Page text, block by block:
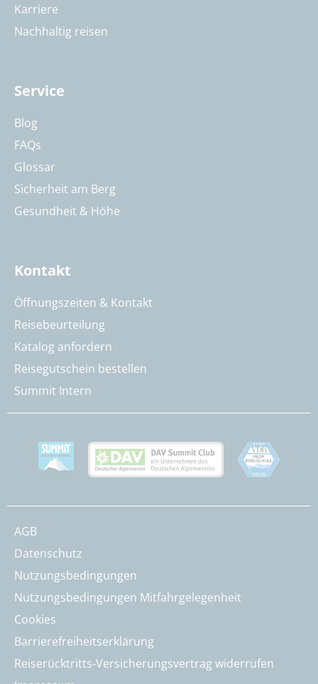
Karriere
Nachhaltig reisen
Service
Blog
FAQs
Glossar
Sicherheit am Berg
Gesundheit & Höhe
Kontakt
Öffnungszeiten & Kontakt
Reisebeurteilung
Katalog anfordern
Reisegutschein bestellen
Summit Intern
AGB
Datenschutz
Nutzungsbedingungen
Nutzungsbedingungen Mitfahrgelegenheit
Cookies
Barrierefreiheitserklärung
Reiserücktritts-Versicherungsvertrag widerrufen